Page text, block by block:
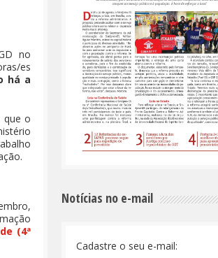
no
es
há a
que o
(4ª
Notícias no e-mail
Cadastre o seu e-mail: